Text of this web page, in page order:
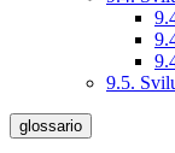
9.5.
glossario